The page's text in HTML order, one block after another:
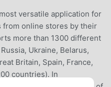
versatile application for
from online stores by their
more than 1300 different
Ukraine, Belarus,
Britain, Spain, France,
countries). In